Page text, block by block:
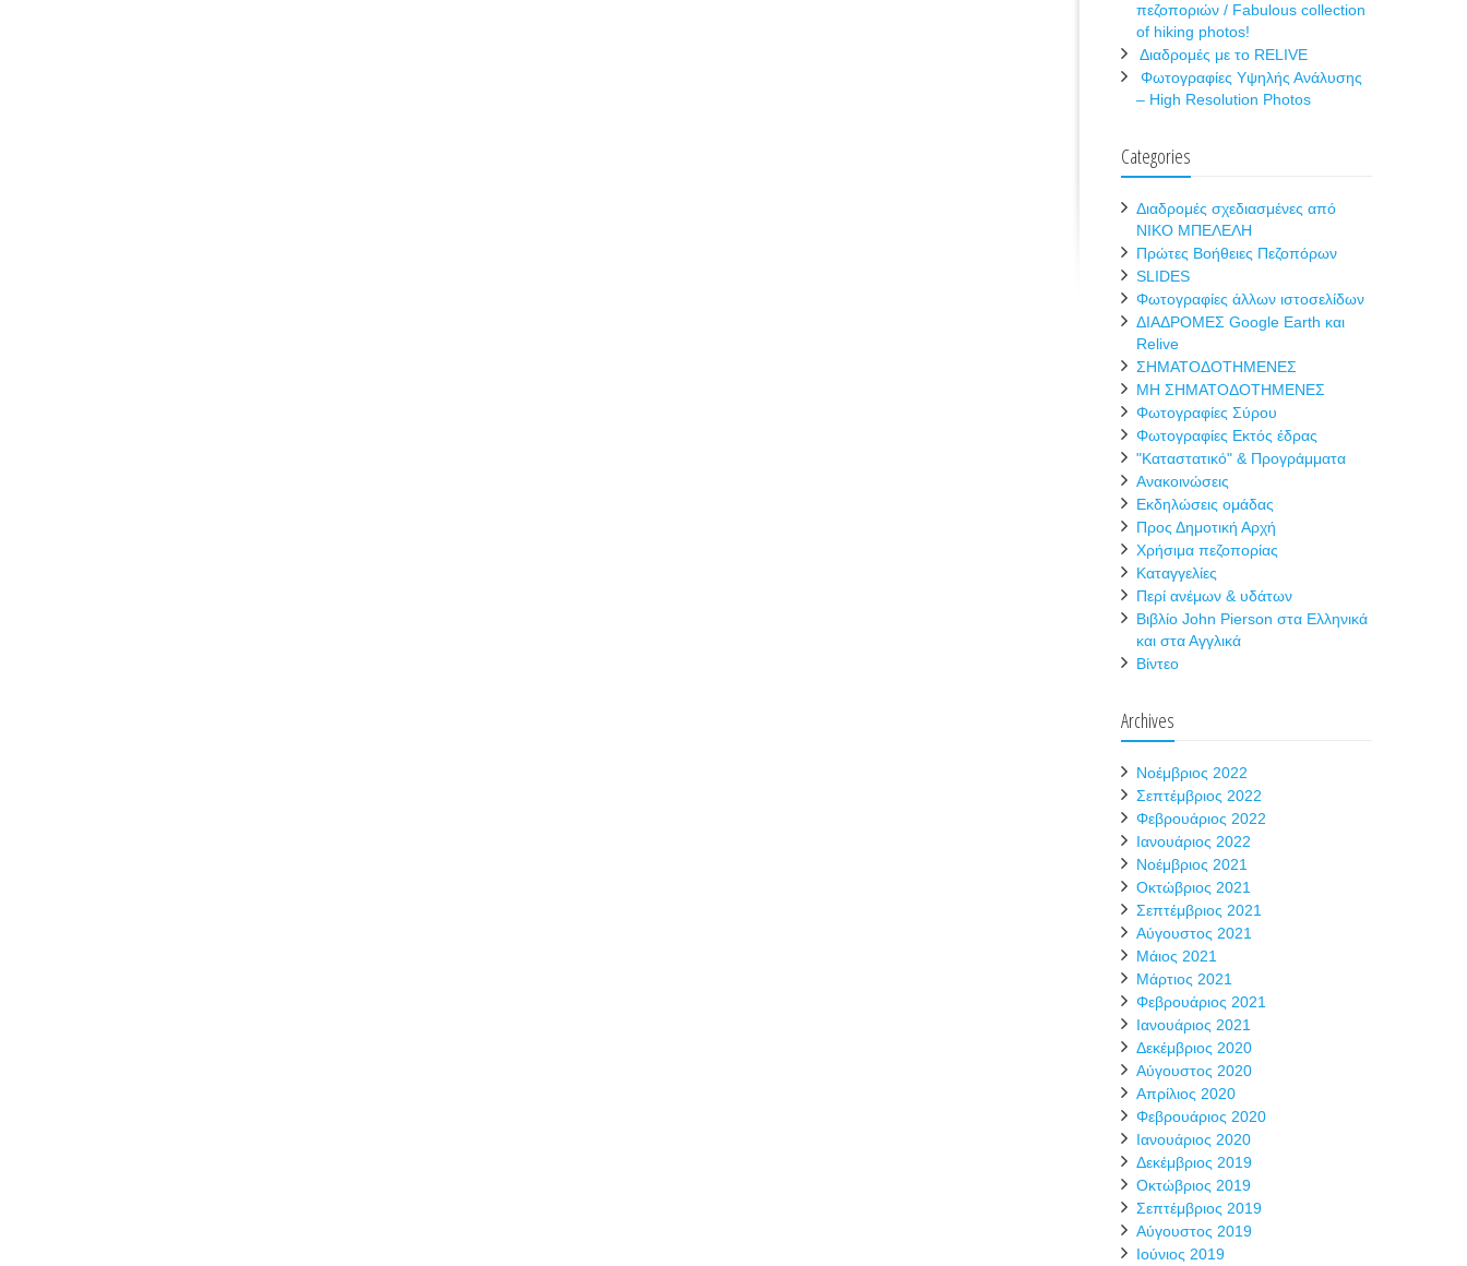
πεζοποριών / Fabulous collection
of hiking photos!
Διαδρομές με το RELIVE
Φωτογραφίες Υψηλής Ανάλυσης
– High Resolution Photos
Categories
Διαδρομές σχεδιασμένες από
ΝΙΚΟ ΜΠΕΛΕΛΗ
Πρώτες Βοήθειες Πεζοπόρων
SLIDES
Φωτογραφίες άλλων ιστοσελίδων
ΔΙΑΔΡΟΜΕΣ Google Earth και
Relive
ΣΗΜΑΤΟΔΟΤΗΜΕΝΕΣ
ΜΗ ΣΗΜΑΤΟΔΟΤΗΜΕΝΕΣ
Φωτογραφίες Σύρου
Φωτογραφίες Εκτός έδρας
"Καταστατικό" & Προγράμματα
Ανακοινώσεις
Εκδηλώσεις ομάδας
Προς Δημοτική Αρχή
Χρήσιμα πεζοπορίας
Καταγγελίες
Περί ανέμων & υδάτων
Βιβλίο John Pierson στα Ελληνικά
και στα Αγγλικά
Βίντεο
Archives
Νοέμβριος 2022
Σεπτέμβριος 2022
Φεβρουάριος 2022
Ιανουάριος 2022
Νοέμβριος 2021
Οκτώβριος 2021
Σεπτέμβριος 2021
Αύγουστος 2021
Μάιος 2021
Μάρτιος 2021
Φεβρουάριος 2021
Ιανουάριος 2021
Δεκέμβριος 2020
Αύγουστος 2020
Απρίλιος 2020
Φεβρουάριος 2020
Ιανουάριος 2020
Δεκέμβριος 2019
Οκτώβριος 2019
Σεπτέμβριος 2019
Αύγουστος 2019
Ιούνιος 2019